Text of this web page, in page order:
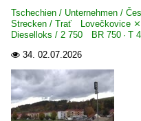
Tschechien / Unternehmen /
Strecken / Trať Lovečkovice
Dieselloks / 2 750 BR 750 · T
 34. 02.07.2026